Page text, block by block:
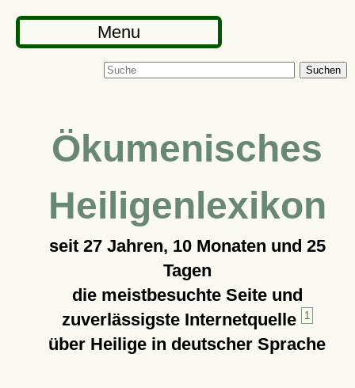
Menu
Suchen
Ökumenisches
Heiligenlexikon
seit 27 Jahren, 10 Monaten und 25
Tagen
die meistbesuchte Seite und
zuverlässigste Internetquelle
1
über Heilige in deutscher Sprache